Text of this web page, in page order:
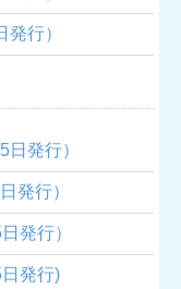
行）
発行）
発行）
発行）
発行)